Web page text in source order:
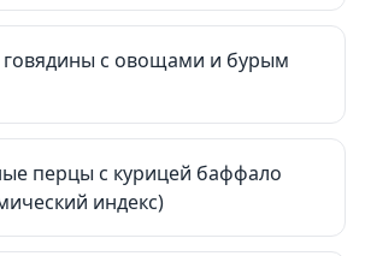
с овощами и бурым
перцы с курицей баффало
индекс)